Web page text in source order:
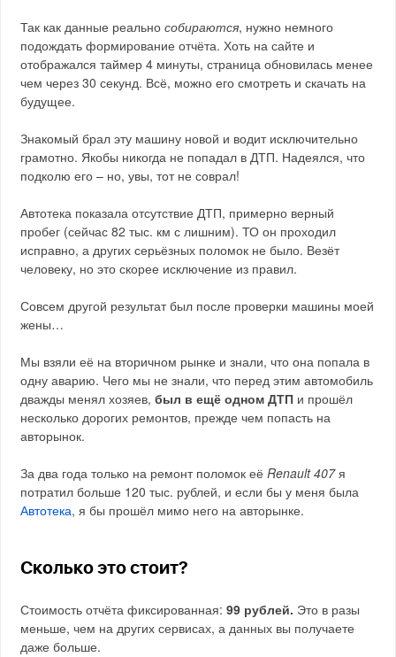
Так как данные реальнособираются, нужно немного
подождать формирование отчёта. Хоть на сайте и
отображался таймер 4 минуты, страница обновилась менее
чем через 30 секунд. Всё, можно его смотреть и скачать на
будущее.
Знакомый брал эту машину новой и водит исключительно
грамотно. Якобы никогда не попадал в ДТП. Надеялся, что
подколю его – но, увы, тот не соврал!
Автотека показала отсутствие ДТП, примерно верный
пробег (сейчас 82 тыс. км с лишним). ТО он проходил
исправно, а других серьёзных поломок не было. Везёт
человеку, но это скорее исключение из правил.
Совсем другой результат был после проверки машины моей
жены…
Мы взяли её на вторичном рынке и знали, что она попала в
одну аварию. Чего мы не знали, что перед этим автомобиль
дважды менял хозяев,был в ещё одном ДТП и прошёл
несколько дорогих ремонтов, прежде чем попасть на
авторынок.
За два года только на ремонт поломок еёRenault 407я
потратил больше 120 тыс. рублей, и если бы у меня была
Автотека, я бы прошёл мимо него на авторынке.
Сколько это стоит?
Стоимость отчёта фиксированная: 99 рублей. Это в разы
меньше, чем на других сервисах, а данных вы получаете
даже больше.